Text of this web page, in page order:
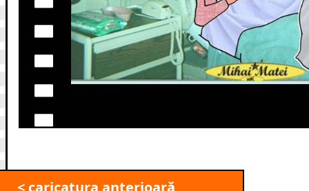
< caricatura anterioară